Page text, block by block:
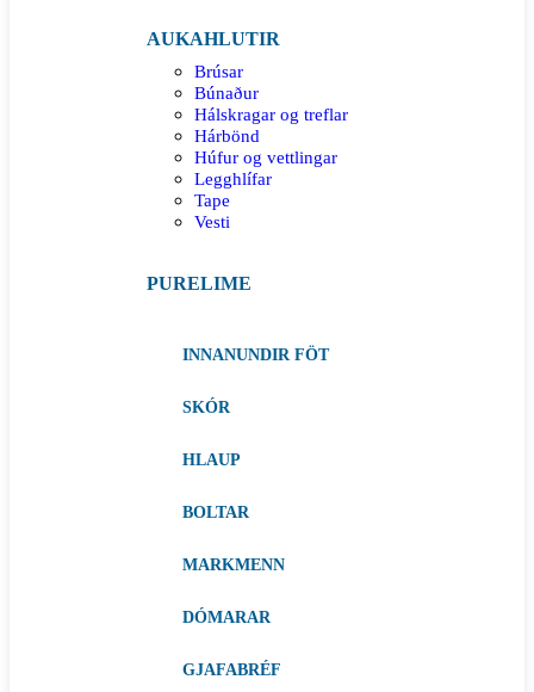
AUKAHLUTIR
Brúsar
Búnaður
Hálskragar og treflar
Hárbönd
Húfur og vettlingar
Legghlífar
Tape
Vesti
PURELIME
INNANUNDIR FÖT
SKÓR
HLAUP
BOLTAR
MARKMENN
DÓMARAR
GJAFABRÉF